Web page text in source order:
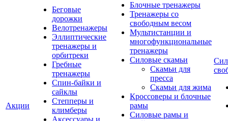
Акции
Беговые
дорожки
Велотренажеры
Эллиптические
тренажеры и
орбитреки
Гребные
тренажеры
Спин-байки и
сайклы
Степперы и
климберы
Аксессуары и
Блочные тренажеры
Тренажеры со
свободным весом
Мультистанции и
многофункциональные
тренажеры
Силовые скамьи
Скамьи для
пресса
Скамьи для жима
Кроссоверы и блочные
рамы
Силовые рамы и